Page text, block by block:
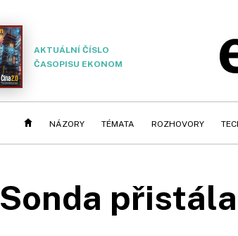
AKTUÁLNÍ ČÍSLO
ČASOPISU EKONOM
NÁZORY TÉMATA ROZHOVORY
Sonda